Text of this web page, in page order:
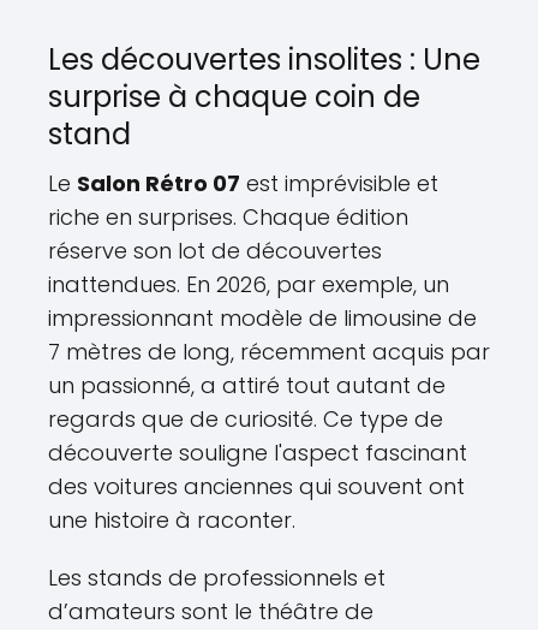
Les découvertes insolites : Une
surprise à chaque coin de
stand
Le Salon Rétro 07 est imprévisible et
riche en surprises. Chaque édition
réserve son lot de découvertes
inattendues. En 2026, par exemple, un
impressionnant modèle de limousine de
7 mètres de long, récemment acquis par
un passionné, a attiré tout autant de
regards que de curiosité. Ce type de
découverte souligne l'aspect fascinant
des voitures anciennes qui souvent ont
une histoire à raconter.
Les stands de professionnels et
d’amateurs sont le théâtre de